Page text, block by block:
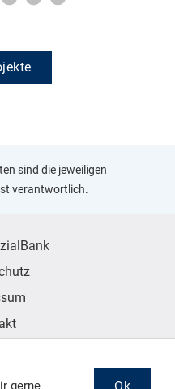
sind die jeweiligen
verantwortlich.
gerne